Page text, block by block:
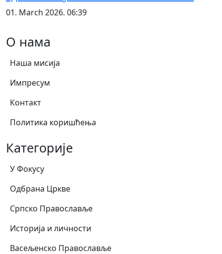
01. March 2026. 06:39
О нама
Наша мисија
Импресум
Контакт
Политика коришћења
Категорије
У Фокусу
Одбрана Цркве
Српско Православље
Историја и личности
Васељенско Православље